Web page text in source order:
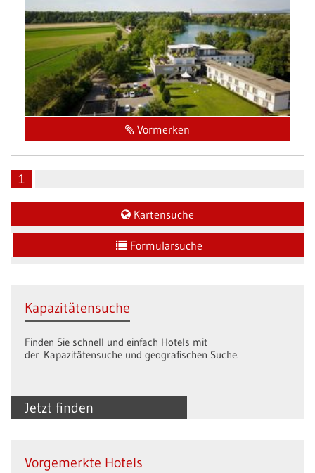
Vormerken
1
Kartensuche
Formularsuche
Jetzt finden
Kapazitätensuche
Finden Sie schnell und einfach Hotels mit
der Kapazitätensuche und geografischen Suche.
Vorgemerkte Hotels